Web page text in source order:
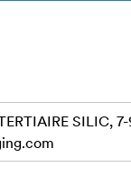
SILIC,